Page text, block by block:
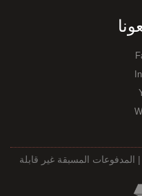
المسبقة غير قابلة